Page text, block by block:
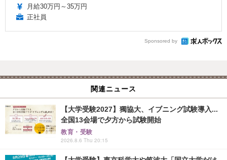
月給30万円～35万円
正社員
Sponsored by
関連ニュース
【大学受験2027】獨協大、イブニング試験導入...
全国13会場で夕方から試験開始
教育・受験
2026.8.6 Thu 20:15